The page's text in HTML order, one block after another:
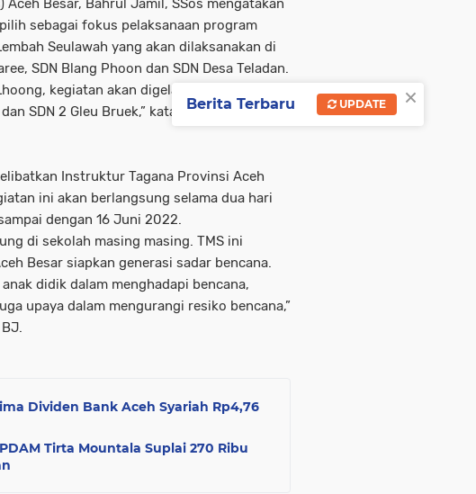
Aceh Besar, Bahrul Jamil, SSos mengatakan
sebagai fokus pelaksanaan program
Seulawah yang akan dilaksanakan di
SDN Blang Phoon dan SDN Desa Teladan.
kegiatan akan digelar di SMPN 1
SDN 2 Gleu Bruek,” katanya, Rabu
Instruktur Tagana Provinsi Aceh
ini akan berlangsung selama dua hari
dengan 16 Juni 2022.
di sekolah masing masing. TMS ini
Besar siapkan generasi sadar bencana.
didik dalam menghadapi bencana,
upaya dalam mengurangi resiko bencana,”
Dividen Bank Aceh Syariah Rp4,76
Tirta Mountala Suplai 270 Ribu
×
Berita Terbaru UPDATE